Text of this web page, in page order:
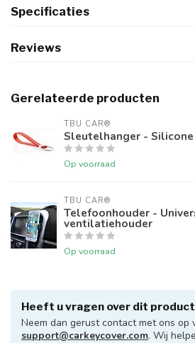
Specificaties
Reviews
Gerelateerde producten
TBU CAR®
Sleutelhanger -
Op voorraad
TBU CAR®
Telefoonhouder -
ventilatiehouder
Op voorraad
Heeft u vragen over dit
Neem dan gerust contact met ons op
support@carkeycover.com. Wij